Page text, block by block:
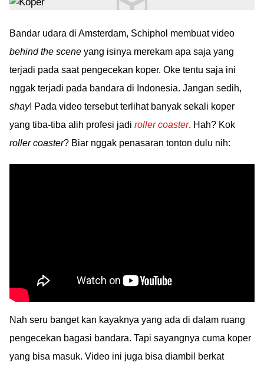
Bandar udara di Amsterdam, Schiphol membuat video
behind the scene yang isinya merekam apa saja yang
terjadi pada saat pengecekan koper. Oke tentu saja ini
nggak terjadi pada bandara di Indonesia. Jangan sedih,
shay! Pada video tersebut terlihat banyak sekali koper
yang tiba-tiba alih profesi jadi roller coaster. Hah? Kok
roller coaster? Biar nggak penasaran tonton dulu nih:
Nah seru banget kan kayaknya yang ada di dalam ruang
pengecekan bagasi bandara. Tapi sayangnya cuma koper
yang bisa masuk. Video ini juga bisa diambil berkat